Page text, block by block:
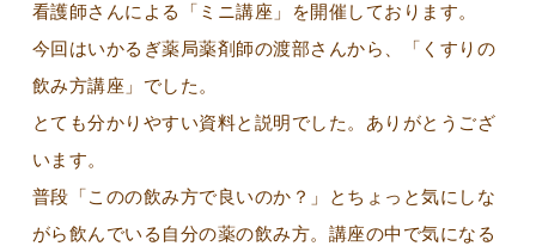
看護師さんによる「ミニ講座」を開催しております。
今回はいかるぎ薬局薬剤師の渡部さんから、「くすりの
飲み方講座」でした。
とても分かりやすい資料と説明でした。ありがとうござ
います。
普段「このの飲み方で良いのか？」とちょっと気にしな
がら飲んでいる自分の薬の飲み方。講座の中で気になる